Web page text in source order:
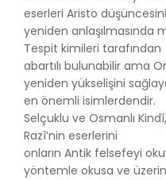
eserleri Aristo
yeniden anlaşılmasında
Tespit kimileri tarafından
abartılı bulunabilir ama
yeniden yükselişini
en önemli isimlerdendir.
Selçuklu ve Osmanlı
Razî’nin eserlerini
onların Antik felsefeyi
yöntemle okusa ve